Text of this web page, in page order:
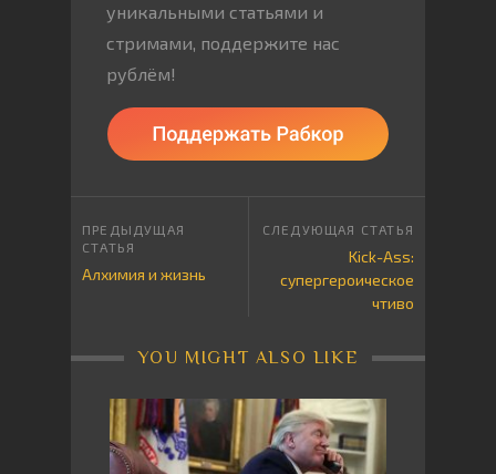
уникальными статьями и
стримами, поддержите нас
рублём!
Алхимия и жизнь
Kick-Ass:
супергероическое
чтиво
YOU MIGHT ALSO LIKE